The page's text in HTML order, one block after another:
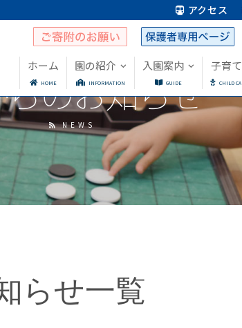
アクセス
ホーム
HOME
園の紹介
INFORMATION
入園案内
GUIDE
子育
CHILD
のお知らせ
NEWS
らせ一覧